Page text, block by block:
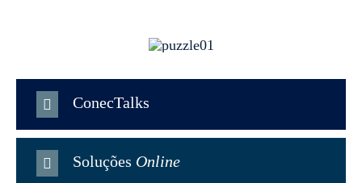
ConecTalks
Soluções Online